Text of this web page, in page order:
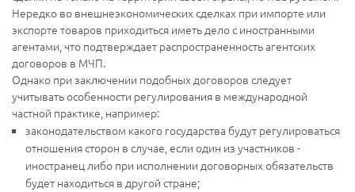
Нередко во внешнеэкономических сделках при импорте или
экспорте товаров приходиться иметь дело с иностранными
агентами, что подтверждает распространенность агентских
договоров в МЧП.
Однако при заключении подобных договоров следует
учитывать особенности регулирования в международной
частной практике, например:
законодательством какого государства будут регулироваться
отношения сторон в случае, если один из участников -
иностранец либо при исполнении договорных обязательств
будет находиться в другой стране;